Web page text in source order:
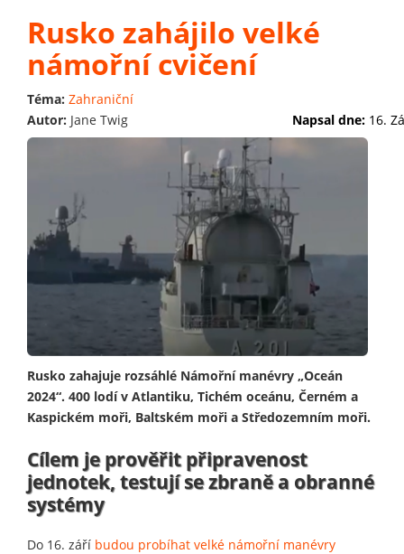
Rusko zahájilo velké
námořní cvičení
Téma: Zahraniční
Autor: Jane Twig Napsal dne: 16.
Rusko zahajuje rozsáhlé Námořní manévry „Oceán
2024“. 400 lodí v Atlantiku, Tichém oceánu, Černém a
Kaspickém moři, Baltském moři a Středozemním moři.
Cílem je prověřit připravenost
jednotek, testují se zbraně a obranné
systémy
Do 16. září budou probíhat velké námořní manévry